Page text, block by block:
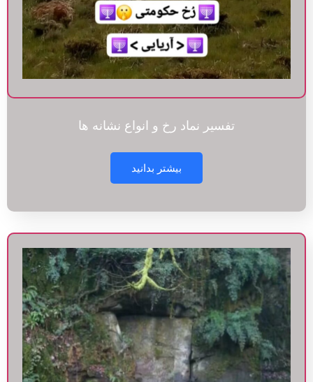
تفسیر نماد رخ و انواع نشانه ها
بیشتر بدانید